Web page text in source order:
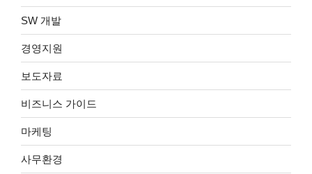
SW 개발
경영지원
보도자료
비즈니스 가이드
마케팅
사무환경